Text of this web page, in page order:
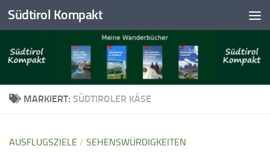
Skip to content
Südtirol Kompakt
MARKIERT: SÜDTIROLER KÄSE
AUSFLUGSZIELE / SEHENSWÜRDIGKEITEN